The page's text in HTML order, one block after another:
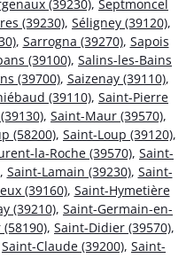
(39230), Septmoncel
(39230), Séligney (39120),
, Sarrogna (39270), Sapois
(39100), Salins-les-Bains
(39700), Saizenay (39110),
(39110), Saint-Pierre
, Saint-Maur (39570),
(58200), Saint-Loup (39120),
la-Roche (39570), Saint-
, Saint-Lamain (39230), Saint-
(39160), Saint-Hymetière
(39210), Saint-Germain-en-
, Saint-Didier (39570),
Saint-Claude (39200), Saint-